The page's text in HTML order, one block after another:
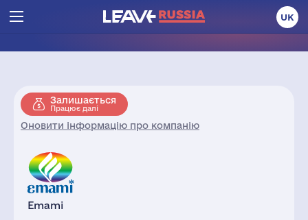
UK
Залишається
Працює далі
Оновити інформацію про компанію
Emami